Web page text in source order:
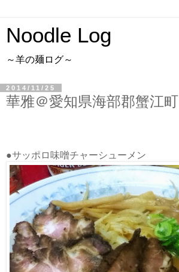
Noodle Log
～羊の麺ログ～
2014/11/25
華雅＠愛知県海部郡蟹江町
●サッポロ味噌チャーシューメン